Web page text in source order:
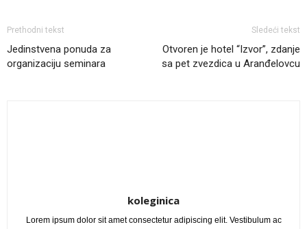
Prethodni tekst
Jedinstvena ponuda za
organizaciju seminara
Sledeći tekst
Otvoren je hotel “Izvor”, zdanje
sa pet zvezdica u Aranđelovcu
koleginica
Lorem ipsum dolor sit amet consectetur adipiscing elit. Vestibulum ac